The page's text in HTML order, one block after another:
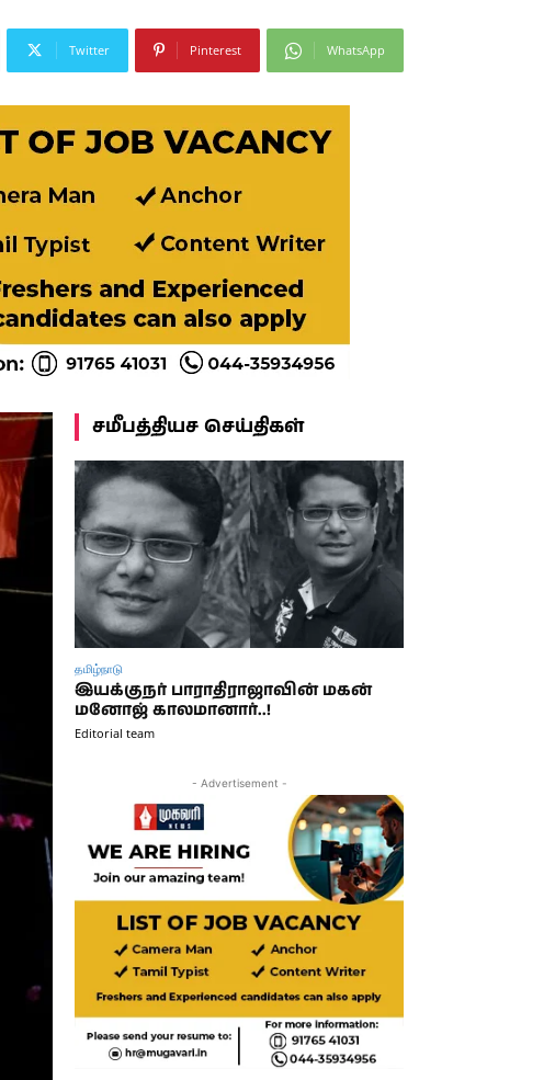
Twitter Pinterest WhatsApp
சமீபத்தியச செய்திகள்
தமிழ்நாடு
இயக்குநர் பாராதிராஜாவின் மகன்
மனோஜ் காலமானார்..!
Editorial team
- Advertisement -